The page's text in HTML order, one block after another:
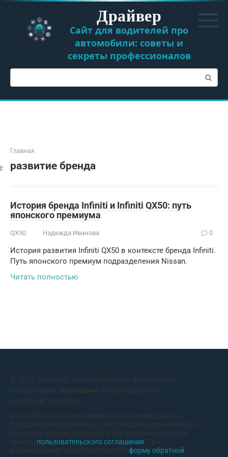
Перейти
контенту
Драйвер
Сайт для водителей про
автомобили: советы и
секреты профессионалов
Поиск:
Главная
развитие бренда
История бренда Infiniti и Infiniti QX50: путь
японского премиума
QX50 Надежда Иванова 0
История развития Infiniti QX50 в контексте бренда Infiniti.
Путь японского премиум подразделения Nissan.
Читать полностью
© 2026 Драйвер. Копирование информации с
сайта строго запрещено и преследуется в
судебном порядке
Этот сайт использует cookie для хранения данных.
Продолжая использовать сайт, вы даете свое согласие
на работу с этими файлами, а так же принимаете все
пункты пользовательского соглашения . При
возникновении вопросов пишите в форму обратной